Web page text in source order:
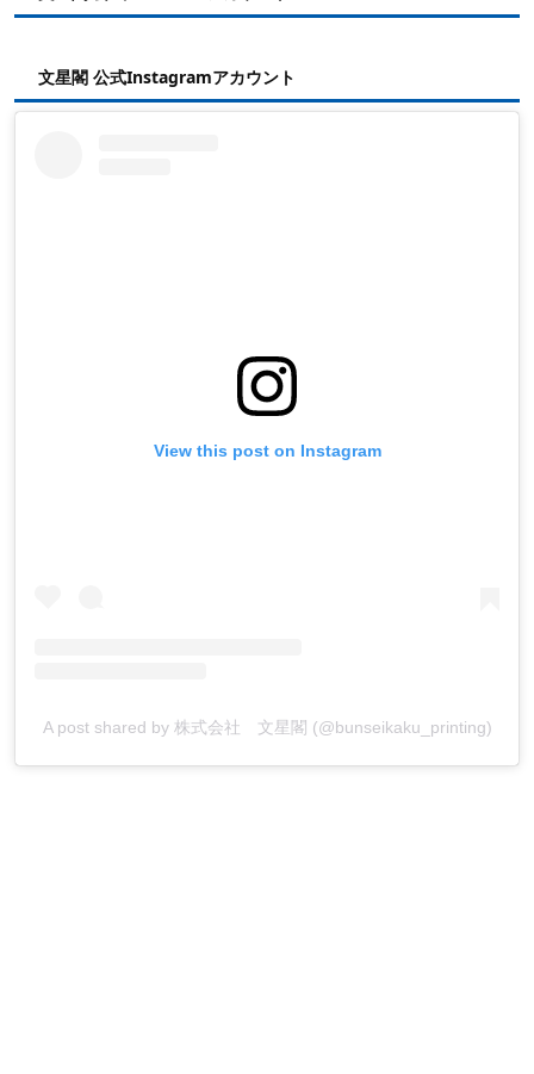
文星閣 公式Instagramアカウント
View this post on Instagram
A post shared by 株式会社 文星閣 (@bunseikaku_printing)